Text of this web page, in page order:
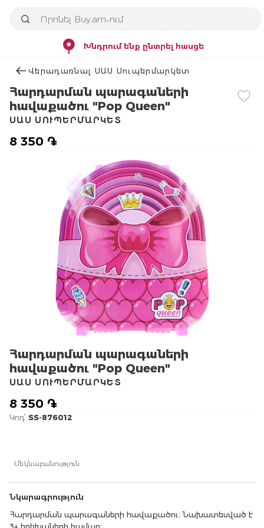
Խնդրում ենք ընտրել հասցե
Վերադառնալ ՍԱՍ Սուպերմարկետ
Հարդարման պարագաների
հավաքածու "Pop Queen"
8 350 ֏
ՍԱՍ ՍՈՒՊԵՐՄԱՐԿԵՏ
Հարդարման պարագաների
հավաքածու "Pop Queen"
8 350 ֏
ՍԱՍ ՍՈՒՊԵՐՄԱՐԿԵՏ
Կոդ՝ SS-876012
Մեկնաբանություն
Նկարագրություն
Հարդարման պարագաների հավաքածու։ Նախատեսված է
3+ երեխաների համար։